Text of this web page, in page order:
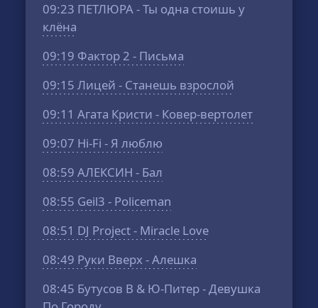
09:23 ПЕТЛЮРА - Ты одна стоишь у
клёна
09:19 Фактор 2 - Письма
09:15 Лицей - Станешь взрослой
09:11 Агата Кристи - Ковер-вертолет
09:07 Hi-Fi - Я люблю
08:59 АЛЕКСИН - Бал
08:55 Geil3 - Policeman
08:51 DJ Project - Miracle Love
08:49 Руки Вверх - Алешка
08:45 Бутусов В & Ю-Питер - Девушка